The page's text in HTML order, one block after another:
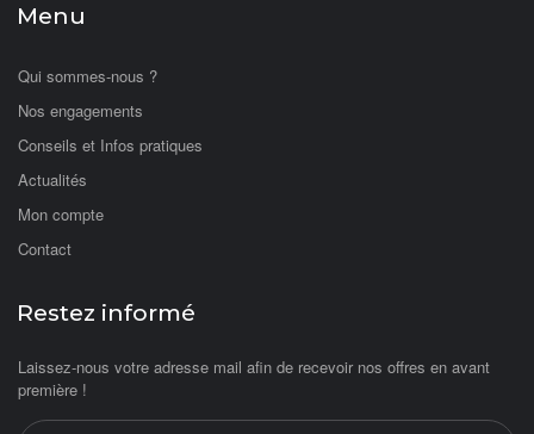
Menu
Qui sommes-nous ?
Nos engagements
Conseils et Infos pratiques
Actualités
Mon compte
Contact
Restez informé
Laissez-nous votre adresse mail afin de recevoir nos offres en avant
première !